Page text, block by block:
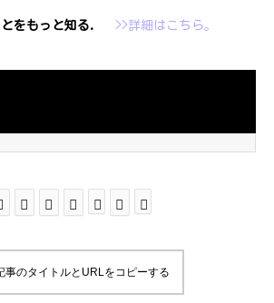
とをもっと知る. >>詳細はこちら。
事のタイトルとURLをコピーする